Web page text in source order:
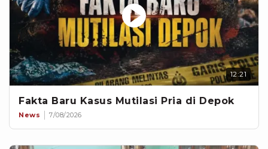
12:21
Fakta Baru Kasus Mutilasi Pria di Depok
News 7/08/2026